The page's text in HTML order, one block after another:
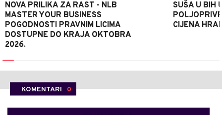
NOVA PRILIKA ZA RAST - NLB
MASTER YOUR BUSINESS
POGODNOSTI PRAVNIM LICIMA
DOSTUPNE DO KRAJA OKTOBRA
2026.
SUŠA U BIH
CIJENA
KOMENTARI 0